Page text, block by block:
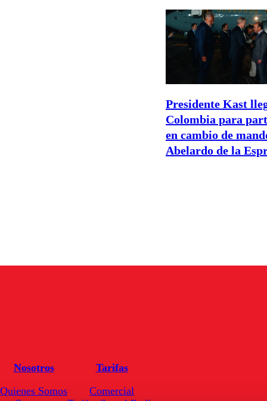
Presidente Kast
Colombia para
en cambio de
Abelardo de la
Nosotros
Quienes Somos
Tarifas
Comercial